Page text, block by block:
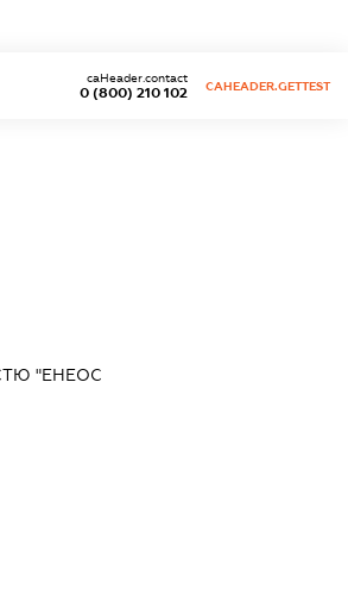
0 (800) 210 102
caHeader.contact
CAHEADER.GETTEST
"ЕНЕОС